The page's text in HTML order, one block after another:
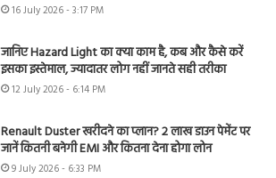
16 July 2026 - 3:17 PM
जानिए Hazard Light का क्या काम है, कब और कैसे करें
इसका इस्तेमाल, ज्यादातर लोग नहीं जानते सही तरीका
12 July 2026 - 6:14 PM
Renault Duster खरीदने का प्लान? 2 लाख डाउन पेमेंट पर
जानें कितनी बनेगी EMI और कितना देना होगा लोन
9 July 2026 - 6:33 PM